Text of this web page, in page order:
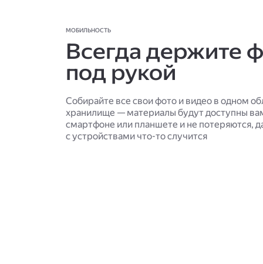
МОБИЛЬНОСТЬ
Всегда держите
под рукой
Собирайте все свои фото и видео в одном
хранилище — материалы будут доступны
смартфоне или планшете и не потеряются,
с устройствами что-то случится